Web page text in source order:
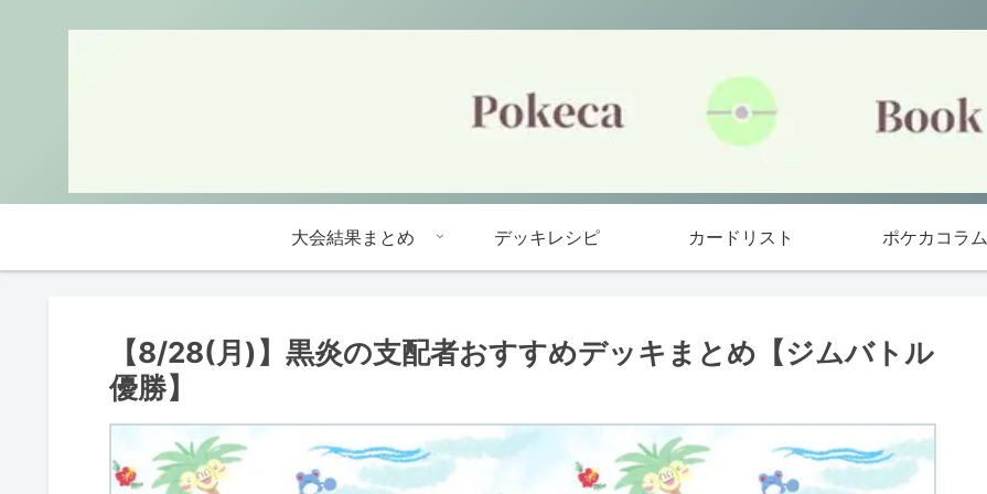
大会結果まとめ デッキレシピ カードリスト ポケカコラム
【8/28(月)】黒炎の支配者おすすめデッキまとめ【ジムバトル
優勝】